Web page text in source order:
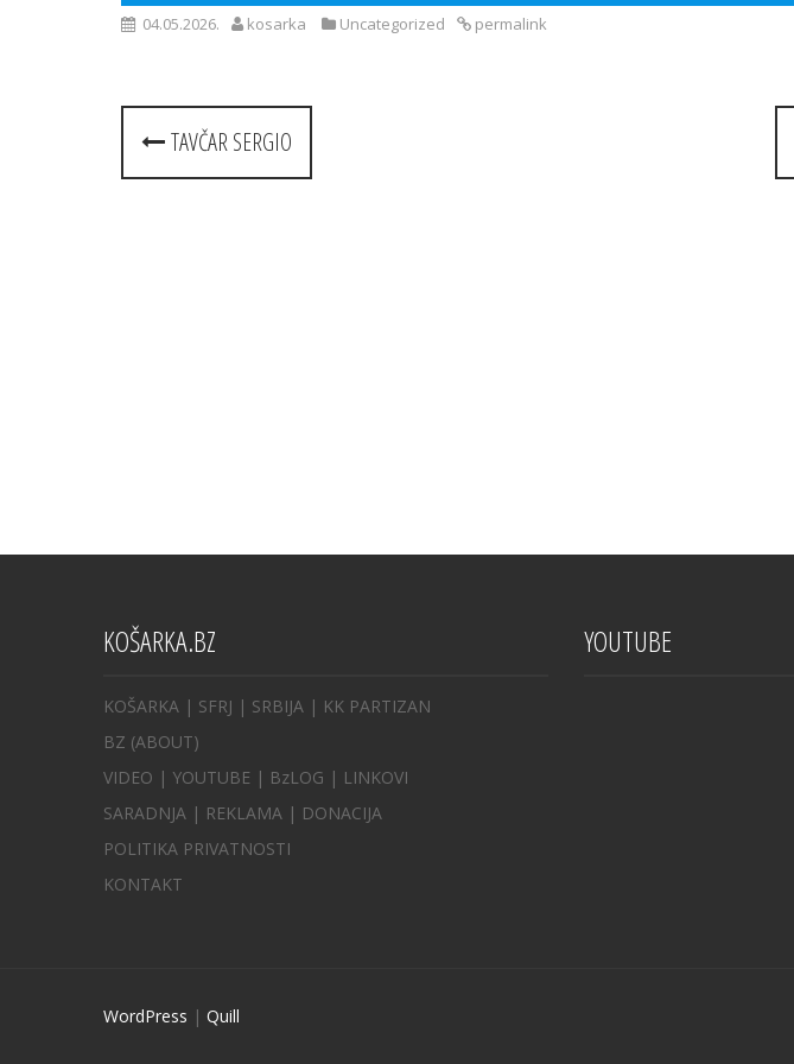
04.05.2026. kosarka Uncategorized permalink
Post
navigation
TAVČAR SERGIO
KOŠARKA.BZ
KOŠARKA | SFRJ | SRBIJA | KK PARTIZAN
BZ (ABOUT)
VIDEO | YOUTUBE | BzLOG | LINKOVI
SARADNJA | REKLAMA | DONACIJA
POLITIKA PRIVATNOSTI
KONTAKT
YOUTUBE
WordPress | Quill